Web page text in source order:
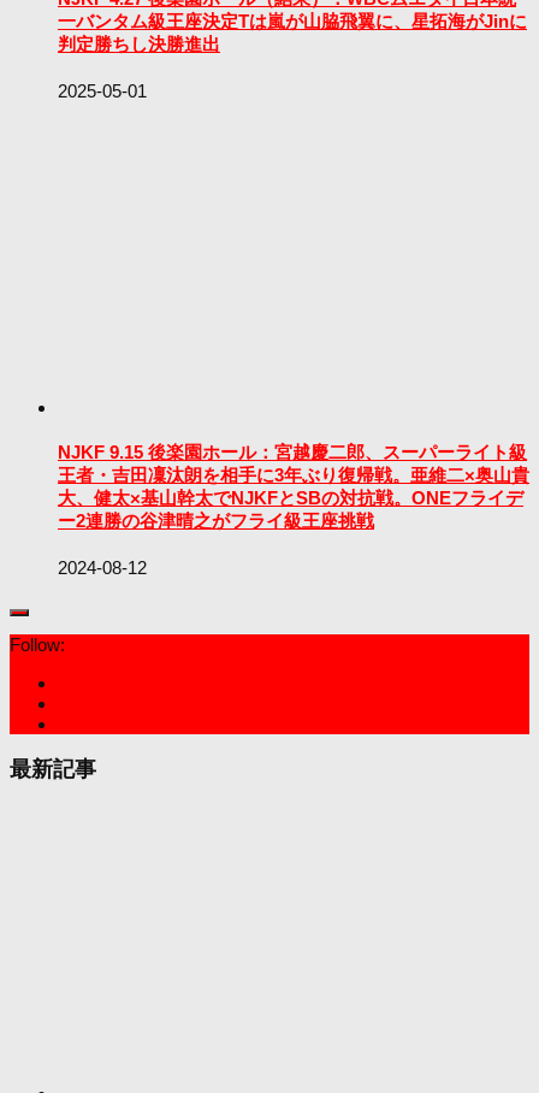
一バンタム級王座決定Tは嵐が山脇飛翼に、星拓海がJinに
判定勝ちし決勝進出
2025-05-01
NJKF 9.15 後楽園ホール：宮越慶二郎、スーパーライト級
王者・吉田凜汰朗を相手に3年ぶり復帰戦。亜維二×奥山貴
大、健太×基山幹太でNJKFとSBの対抗戦。ONEフライデ
ー2連勝の谷津晴之がフライ級王座挑戦
2024-08-12
Follow:
最新記事